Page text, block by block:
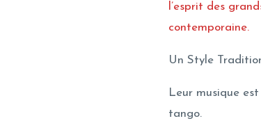
l’esprit des
contemporaine.
Un Style
Leur musique
tango.